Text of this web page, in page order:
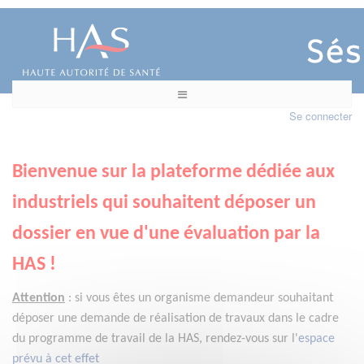
Se connecter
Bienvenue sur la plateforme dédiée aux
industriels qui souhaitent déposer un
dossier en vue d'une évaluation par la
HAS !
Attention : si vous êtes un organisme demandeur souhaitant
déposer une demande de réalisation de travaux dans le cadre
du programme de travail de la HAS, rendez-vous sur l'espace
prévu à cet effet